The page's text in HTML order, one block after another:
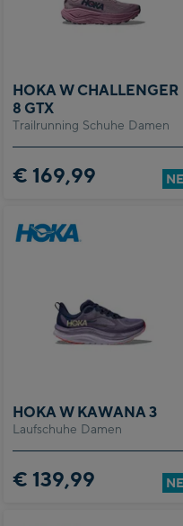
Trailrunning Schuhe Damen
HOKA W CHALLENGER
8 GTX
€ 169,99
Laufschuhe Damen
HOKA W KAWANA 3
€ 139,99